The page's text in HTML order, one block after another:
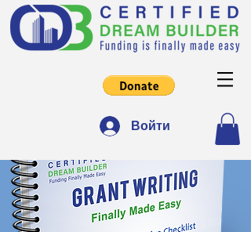
Войти